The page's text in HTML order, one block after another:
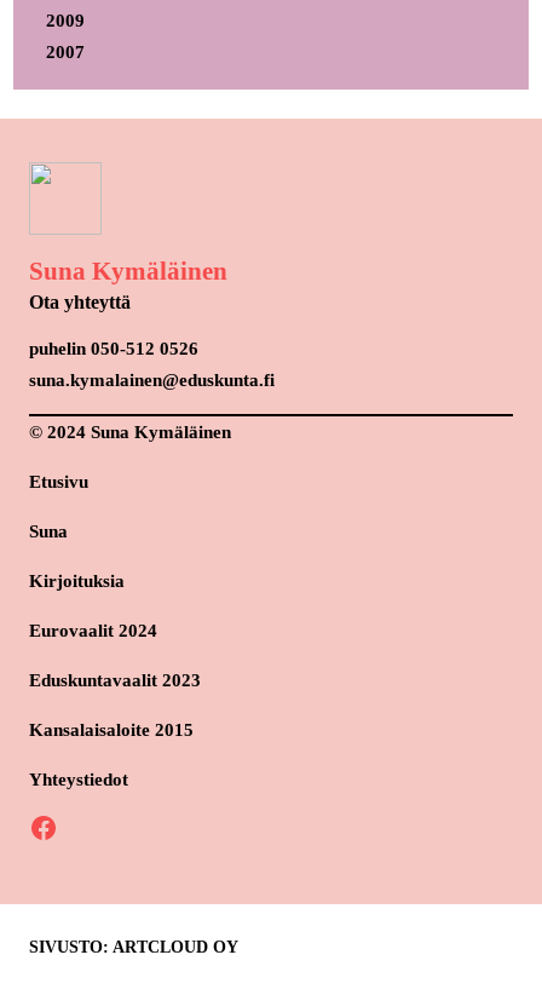
2009
2007
Suna Kymäläinen
Ota yhteyttä
puhelin 050-512 0526
suna.kymalainen@eduskunta.fi
© 2024 Suna Kymäläinen
Etusivu
Suna
Kirjoituksia
Eurovaalit 2024
Eduskuntavaalit 2023
Kansalaisaloite 2015
Yhteystiedot
Facebook
SIVUSTO: ARTCLOUD OY